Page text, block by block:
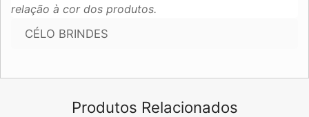
relação à cor dos produtos.
CÉLO BRINDES
Produtos Relacionados